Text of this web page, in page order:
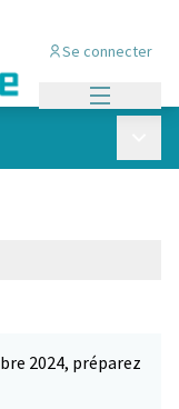
Se connecter
2024, préparez